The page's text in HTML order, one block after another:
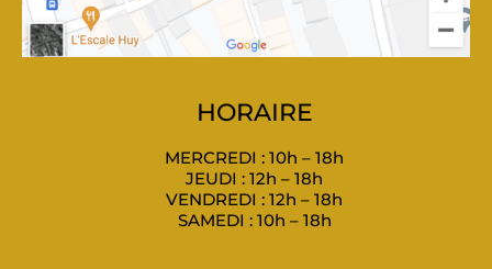
HORAIRE
MERCREDI : 10h – 18h
JEUDI : 12h – 18h
VENDREDI : 12h – 18h
SAMEDI : 10h – 18h